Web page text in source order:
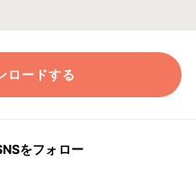
ロードする
をフォロー